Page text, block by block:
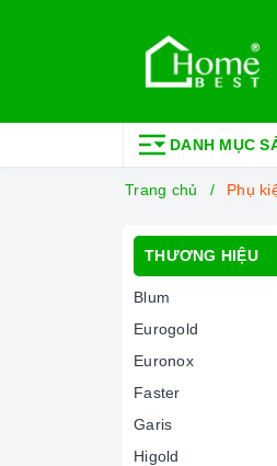
DANH MỤC
Trang chủ Phụ
THƯƠNG HIỆU
Blum
Eurogold
Euronox
Faster
Garis
Higold